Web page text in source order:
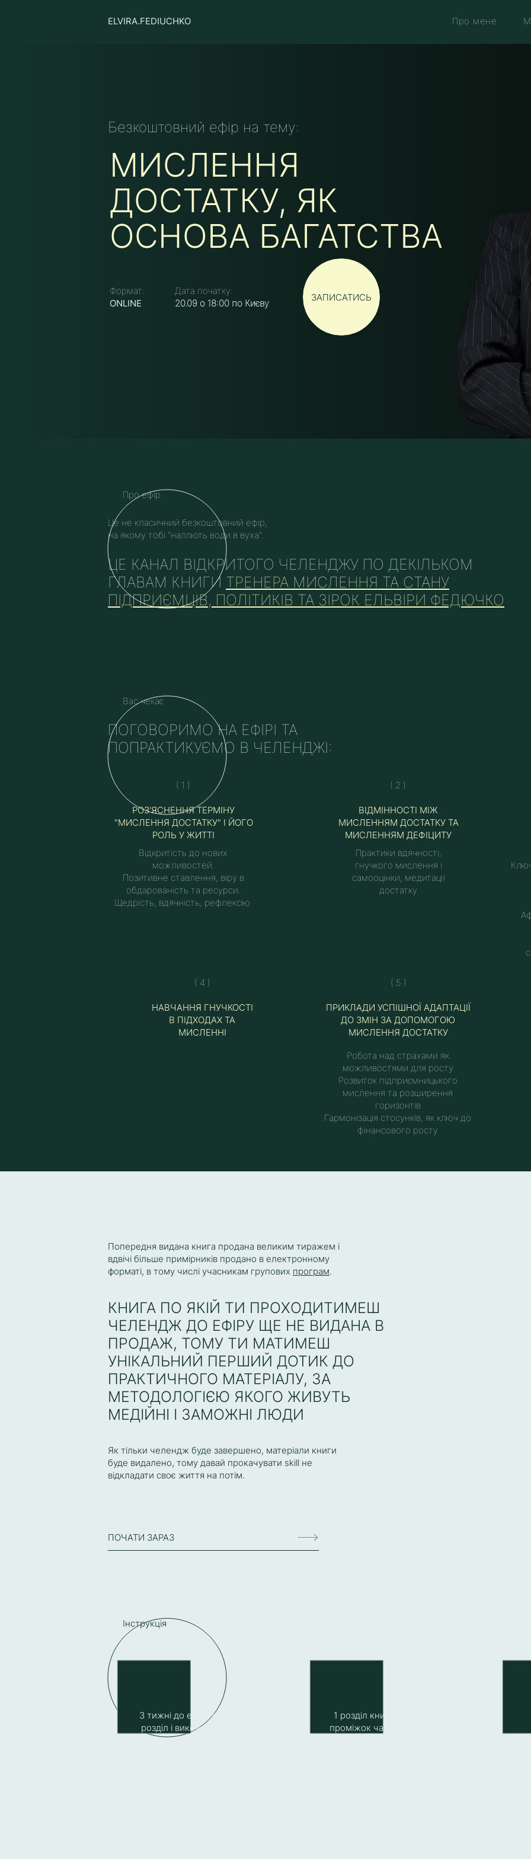
ELVIRA.FEDIUCHKO Про мене
МИСЛЕННЯ
ДОСТАТКУ, ЯК
ОСНОВА БАГАТСТВА
ЗАПИСАТИСЬ
Дата початку:
20.09 о 18:00 по Києву
Формат:
ONLINE
Безкоштовний ефір на тему:
Про ефір
Це не класичний безкоштовний ефір,
на якому тобі "наллють води в вуха".
ЦЕ КАНАЛ ВІДКРИТОГО ЧЕЛЕНДЖУ ПО ДЕКІЛЬКОМ
ГЛАВАМ КНИГИ ТРЕНЕРА МИСЛЕННЯ ТА СТАНУ
ПІДПРИЄМЦІВ, ПОЛІТИКІВ ТА ЗІРОК ЕЛЬВІРИ ФЕДЮЧКО
Вас чекає
ПОГОВОРИМО НА ЕФІРІ ТА
ПОПРАКТИКУЄМО В ЧЕЛЕНДЖІ:
( 1 )
РОЗ'ЯСНЕННЯ ТЕРМІНУ
"МИСЛЕННЯ ДОСТАТКУ" І ЙОГО
РОЛЬ У ЖИТТІ
Відкритість до нових
можливостей.
Позитивне ставлення, віру в
обдарованість та ресурси.
Щедрість, вдячність, рефлексію
( 4 )
НАВЧАННЯ ГНУЧКОСТІ
В ПІДХОДАХ ТА
МИСЛЕННІ
( 2 )
ВІДМІННОСТІ МІЖ
МИСЛЕННЯМ ДОСТАТКУ ТА
МИСЛЕННЯМ ДЕФІЦИТУ
Практики вдячності,
гнучкого мислення і
самооцінки, медитації
достатку
( 5 )
ПРИКЛАДИ УСПІШНОЇ АДАПТАЦІЇ
ДО ЗМІН ЗА ДОПОМОГОЮ
МИСЛЕННЯ ДОСТАТКУ
Робота над страхами як
можливостями для росту
Розвиток підприємницького
мислення та розширення
горизонтів
Гармонізація стосунків, як ключ до
фінансового росту
Попередня видана книга продана великим тиражем і
вдвічі більше примірників продано в електронному
форматі, в тому числі учасникам групових програм.
КНИГА ПО ЯКІЙ ТИ ПРОХОДИТИМЕШ
ЧЕЛЕНДЖ ДО ЕФІРУ ЩЕ НЕ ВИДАНА В
ПРОДАЖ, ТОМУ ТИ МАТИМЕШ
УНІКАЛЬНИЙ ПЕРШИЙ ДОТИК ДО
ПРАКТИЧНОГО МАТЕРІАЛУ, ЗА
МЕТОДОЛОГІЄЮ ЯКОГО ЖИВУТЬ
МЕДІЙНІ І ЗАМОЖНІ ЛЮДИ
Як тільки челендж буде завершено, матеріали книги
буде видалено, тому давай прокачувати skill не
відкладати своє життя на потім.
ПОЧАТИ ЗАРАЗ
Інструкція
3 тижні до ефіру читаємо один
розділ і виконуємо завдання з
1 розділ книги читається весь
проміжок часу, всі дні одне й те